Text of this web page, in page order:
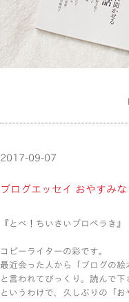
2017-09-07
ブログエッセイ おやすみ
『とべ！ちいさいプロペラき』
コピーライターの彩です。
最近会った人から「ブログの
と言われてびっくり。読んで下
というわけで、久しぶりの「